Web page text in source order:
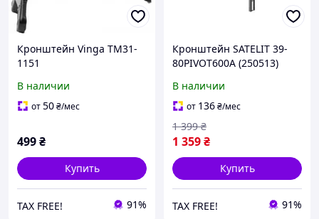
Кронштейн Vinga TM31-
1151
В наличии
от50₴/мес
499₴
Купить
TAX FREE! 91%
Кронштейн SATELIT 39-
80PIVOT600A (250513)
В наличии
от 136₴/мес
1 359₴
1 399 ₴
Купить
TAX FREE! 91%